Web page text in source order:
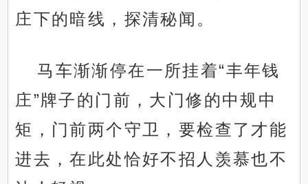
庄下的暗线，探清秘闻。
马车渐渐停在一所挂着“丰年钱
庄”牌子的门前，大门修的中规中
矩，门前两个守卫，要检查了才能
进去，在此处恰好不招人羡慕也不